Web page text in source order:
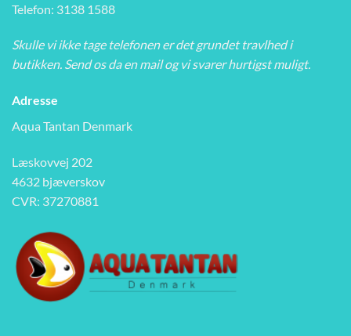
Telefon: 3138 1588
Skulle vi ikke tage telefonen er det grundet travlhed i
butikken. Send os da en mail og vi svarer hurtigst muligt.
Adresse
Aqua Tantan Denmark
Læskovvej 202
4632 bjæverskov
CVR: 37270881